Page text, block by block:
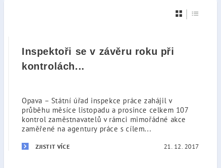
Inspektoři se v závěru roku při
kontrolách...
Opava – Státní úřad inspekce práce zahájil v
průběhu měsíce listopadu a prosince celkem 107
kontrol zaměstnavatelů v rámci mimořádné akce
zaměřené na agentury práce s cílem...
ZJISTIT VÍCE 21. 12. 2017